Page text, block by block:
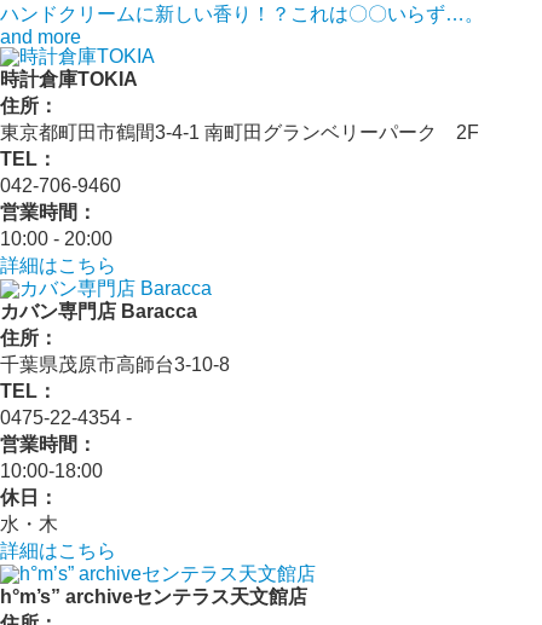
ハンドクリームに新しい香り！？これは〇〇いらず…。
and more
時計倉庫TOKIA
住所：
東京都町田市鶴間3-4-1 南町田グランベリーパーク 2F
TEL：
042-706-9460
営業時間：
10:00 - 20:00
詳細はこちら
カバン専門店 Baracca
住所：
千葉県茂原市高師台3-10-8
TEL：
0475-22-4354 ‐
営業時間：
10:00‐18:00
休日：
水・木
詳細はこちら
h°m’s” archiveセンテラス天文館店